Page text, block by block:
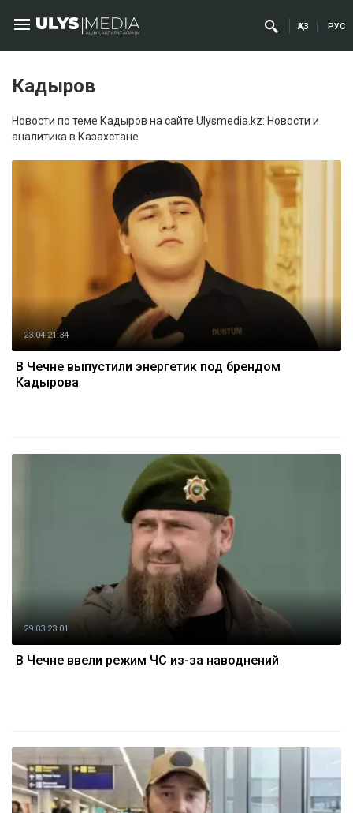
ҚАЗ РУС
Кадыров
Новости по теме Кадыров на сайте Ulysmedia.kz: Новости и
аналитика в Казахстане
23.04 21:34
В Чечне выпустили энергетик под брендом
Кадырова
29.03 23:01
В Чечне ввели режим ЧС из-за наводнений